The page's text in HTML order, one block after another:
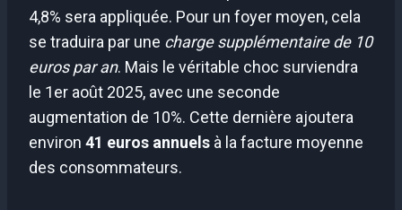
4,8% sera appliquée. Pour un foyer moyen, cela
se traduira par une charge supplémentaire de 10
euros par an. Mais le véritable choc surviendra
le 1er août 2025, avec une seconde
augmentation de 10%. Cette dernière ajoutera
environ 41 euros annuels à la facture moyenne
des consommateurs.